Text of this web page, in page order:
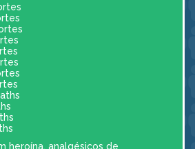
heroína, analgésicos de